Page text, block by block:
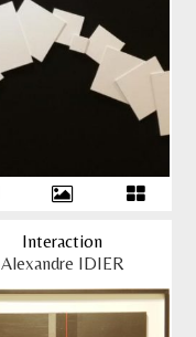
Interaction
Alexandre IDIER